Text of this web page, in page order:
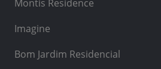
Montis Residence
Imagine
Bom Jardim Residencial